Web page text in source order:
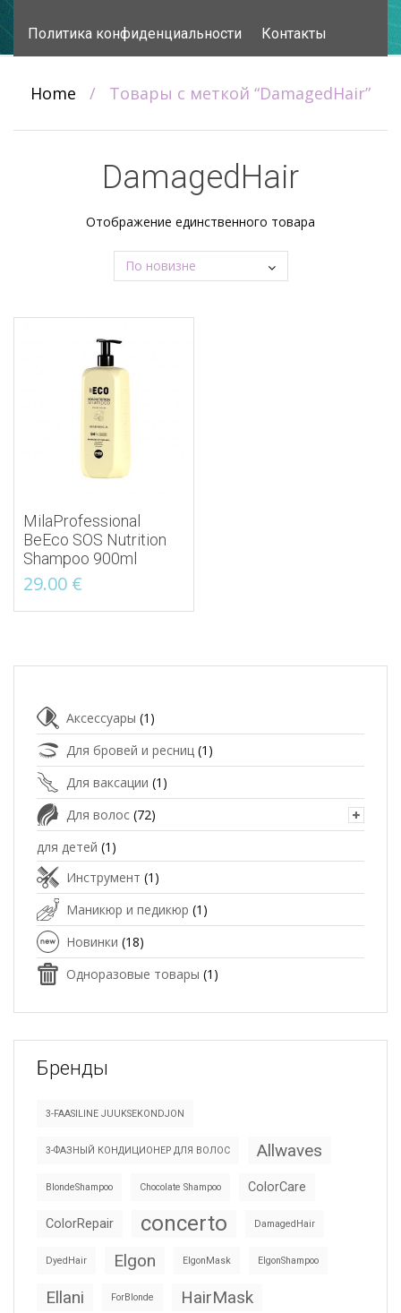
Политика конфиденциальности Контакты
Home / Товары с меткой “DamagedHair”
DamagedHair
Отображение единственного товара
MilaProfessional
BeEco SOS Nutrition
Shampoo 900ml
29.00 €
Аксессуары (1)
Для бровей и ресниц (1)
Для ваксации (1)
Для волос (72)
для детей (1)
Инструмент (1)
Маникюр и педикюр (1)
Новинки (18)
Одноразовые товары (1)
Бренды
3-FAASILINE JUUKSEKONDJON
3-ФАЗНЫЙ КОНДИЦИОНЕР ДЛЯ ВОЛОС Allwaves
BlondeShampoo Chocolate Shampoo ColorCare
ColorRepair concerto DamagedHair
DyedHair Elgon ElgonMask ElgonShampoo
Ellani ForBlonde HairMask